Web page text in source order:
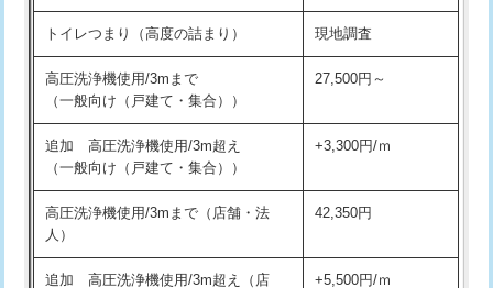
トイレつまり（高度の詰まり） 現地調査
高圧洗浄機使用/3mまで
（一般向け（戸建て・集合））
27,500円～
追加 高圧洗浄機使用/3m超え
（一般向け（戸建て・集合））
+3,300円/ｍ
高圧洗浄機使用/3mまで（店舗・法
人）
42,350円
追加 高圧洗浄機使用/3m超え（店
+5,500円/ｍ